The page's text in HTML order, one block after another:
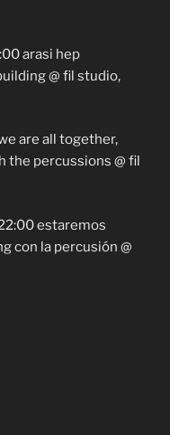
arasi hep
@ fil studio,
are all together,
percussions @ fil
estaremos
con la percusión @